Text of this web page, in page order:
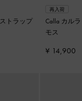
トラップ
再入荷
Calla カル
モス
¥ 14,900